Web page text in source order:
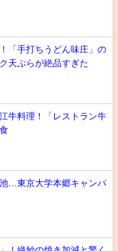
「手打ちうどん味庄」の
天ぷらが絶品すぎた
牛料理！「レストラン牛
…東京大学本郷キャンパ